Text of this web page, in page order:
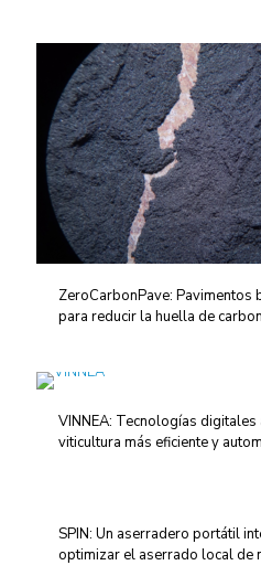
ZeroCarbonPave: Pavimentos
para reducir la huella de
VINNEA: Tecnologías digitales
viticultura más eficiente y
SPIN: Un aserradero portátil
optimizar el aserrado local de